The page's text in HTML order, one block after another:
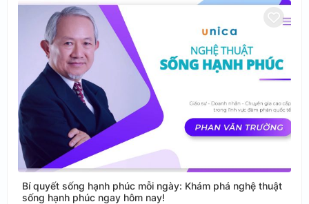
Bí quyết sống hạnh phúc mỗi ngày: Khám phá nghệ thuật
sống hạnh phúc ngay hôm nay!